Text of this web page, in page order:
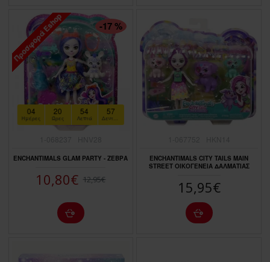
ΠΤΏΣΗ ΤΙΜΉΣ
Προσφορά Eshop -17 %
04
Ημέρες
20
Ώρες
54
Λεπτά
56
Δευτερόλεπτα
ENCHANTIMALS GLAM PARTY - ΖΕΒΡΑ
10,80€ 12,95€
ENCHANTIMALS CITY TAILS MAIN
STREET ΟΙΚΟΓΕΝΕΙΑ ΔΑΛΜΑΤΙΑΣ
15,95€